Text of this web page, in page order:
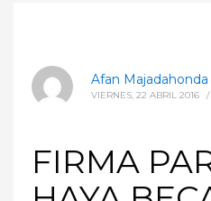
Afan Majadahonda
VIERNES, 22 ABRIL 2016 /
FIRMA